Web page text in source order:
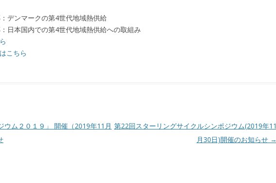
デンマークの第4世代地域熱供給
日本国内での第4世代地域熱供給への取組み
こちら
ンウム２０１９」 開催（2019年11月 第22回スターリングサイクルシンポジウム(2019年11
月30日)開催のお知らせ →